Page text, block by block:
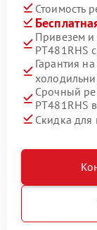
Стоимость
Привезем и
PT481RHS
Гарантия
Срочный
PT481RHS
Скидка для